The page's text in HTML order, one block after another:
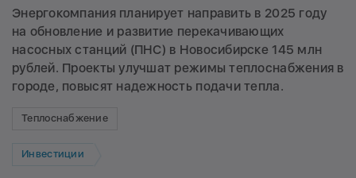
Энергокомпания планирует направить в 2025 году
на обновление и развитие перекачивающих
насосных станций (ПНС) в Новосибирске 145 млн
рублей. Проекты улучшат режимы теплоснабжения в
городе, повысят надежность подачи тепла.
Теплоснабжение
Инвестиции